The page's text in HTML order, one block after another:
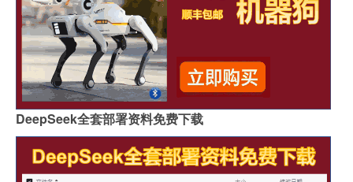
DeepSeek全套部署资料免费下载